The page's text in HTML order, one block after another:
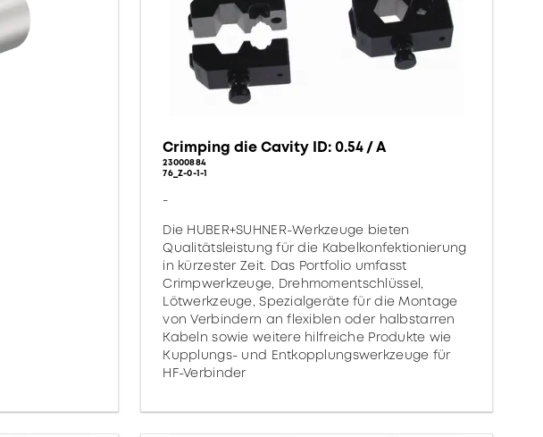
Crimping die Cavity ID: 0.54 / A
23000884
76_Z-0-1-1
-
Die HUBER+SUHNER-Werkzeuge bieten
Qualitätsleistung für die Kabelkonfektionierung
in kürzester Zeit. Das Portfolio umfasst
Crimpwerkzeuge, Drehmomentschlüssel,
Lötwerkzeuge, Spezialgeräte für die Montage
von Verbindern an flexiblen oder halbstarren
Kabeln sowie weitere hilfreiche Produkte wie
Kupplungs- und Entkopplungswerkzeuge für
HF-Verbinder